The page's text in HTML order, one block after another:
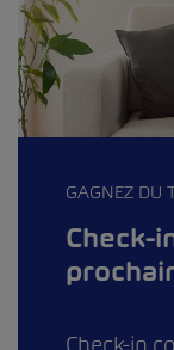
GAGNEZ DU
Check-